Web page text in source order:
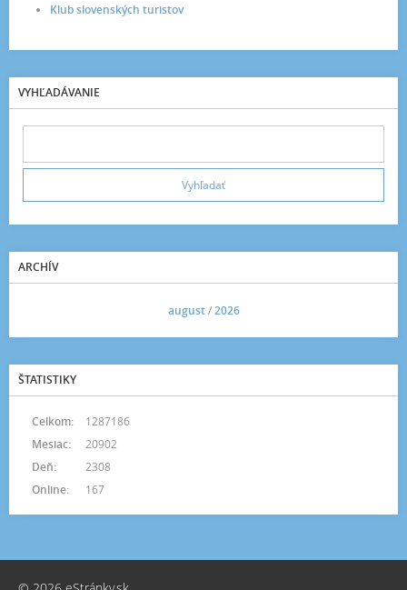
Klub slovenských turistov
VYHĽADÁVANIE
ARCHÍV
august/2026
ŠTATISTIKY
Online: 167
Celkom:
1287186
Mesiac:
20902
Deň:
2308